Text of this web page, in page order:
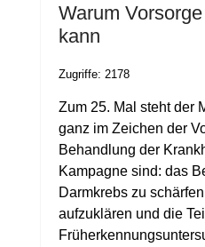
Warum
kann
Zugriffe: 2178
Zum 25. Mal steht der
ganz im Zeichen der
Behandlung der
Kampagne sind: das
Darmkrebs zu
aufzuklären und die